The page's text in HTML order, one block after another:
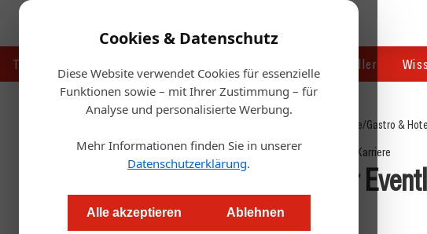
Cookies & Datenschutz
Diese Website verwendet Cookies für essenzielle
Funktionen sowie – mit Ihrer Zustimmung – für
Analyse und personalisierte Werbung.
Mehr Informationen finden Sie in unserer
Datenschutzerklärung.
Alle akzeptieren Ablehnen
Touristik Handel & Hersteller
Startseite/Gastro &
Karriere
Neue Leitung für
Redaktion.OEGZ